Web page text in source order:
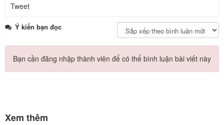
Tweet
Ý kiến bạn đọc
Bạn cần đăng nhập thành viên để có thể bình luận bài viết này
Xem thêm